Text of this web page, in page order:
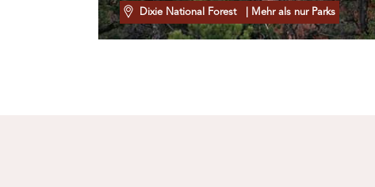
Dixie National Forest | Mehr als nur Parks